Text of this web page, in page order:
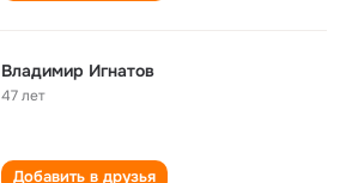
Владимир Игнатов
47 лет
Добавить в друзья